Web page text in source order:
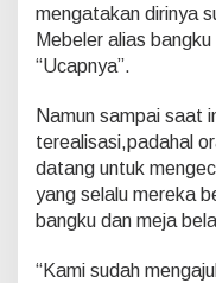
u
d
S
N
0
5
i
mengatakan dirinya
Mebeler alias
“Ucapnya”.
Namun sampai saat
terealisasi,padahal
datang untuk
yang selalu mereka
bangku dan meja
“Kami sudah